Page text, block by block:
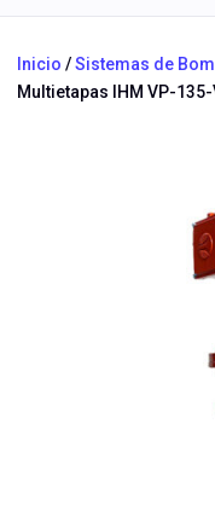
Inicio /Sistemas de
Multietapas IHM VP-135-